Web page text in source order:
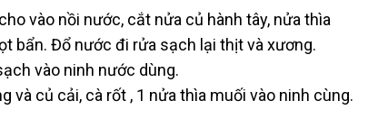
vào nồi nước, cắt nửa củ hành tây, nửa thìa
bẩn. Đổ nước đi rửa sạch lại thịt và xương.
vào ninh nước dùng.
và củ cải, cà rốt , 1 nửa thìa muối vào ninh cùng.